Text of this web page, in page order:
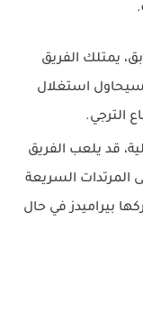
يمتلك الفريق
استغلال
الترجي.
قد يلعب الفريق
المرتدات السريعة
بيراميدز في حال